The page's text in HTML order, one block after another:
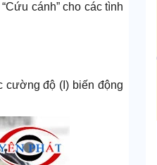
cánh” cho các tình
cường độ (I) biến động